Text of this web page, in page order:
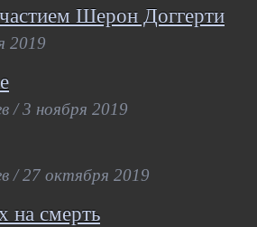
Шерон Доггерти
2019
/ 3 ноября 2019
/ 27 октября 2019
на смерть